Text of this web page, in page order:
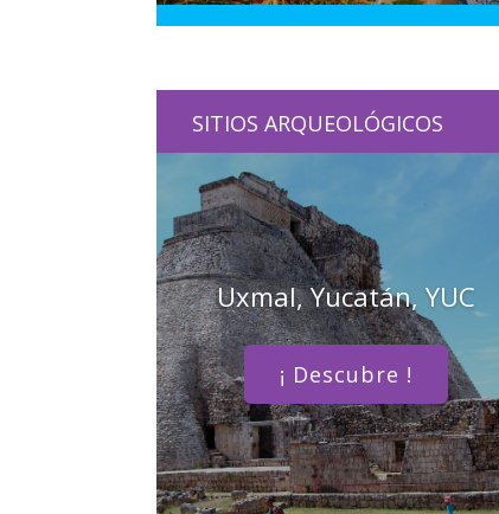
SITIOS ARQUEOLÓGICOS
Uxmal, Yucatán, YUC
¡ Descubre !